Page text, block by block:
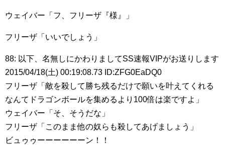
ウェイバー「フ、フリーザ『様』」
フリーザ「いいでしょう」
88: 以下、名無しにかわりましてSS速報VIPがお送りします
2015/04/18(土) 00:19:08.73 ID:ZFG0EaDQ0
フリーザ「敵を殺して勝ち残るだけで願いを叶えてくれる
なんてドラゴンボールを集めるより100倍は楽ですよ」
ウェイバー「そ、そうだな」
フリーザ「このまま他の奴らも殺してあげましょう」
ビュゥゥーーーーーーン！！